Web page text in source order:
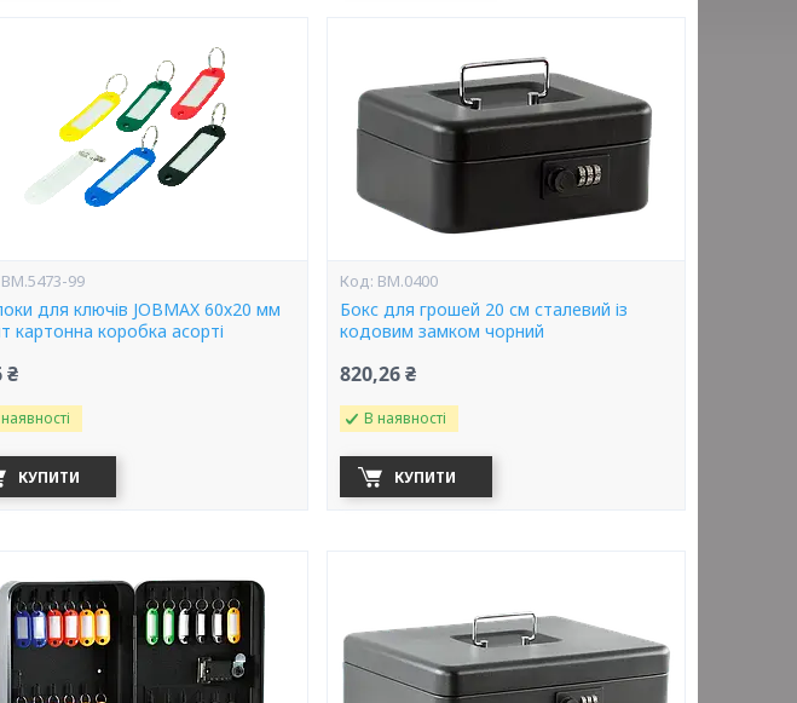
BM.5473-99
для ключів JOBMAX 60х20 мм
картонна коробка асорті
₴
КУПИТИ
BM.0400
Бокс для грошей 20 см сталевий із
кодовим замком чорний
820,26 ₴
В наявності
КУПИТИ